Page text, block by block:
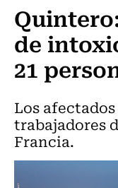
de
21
Los
trabajadores
Francia.